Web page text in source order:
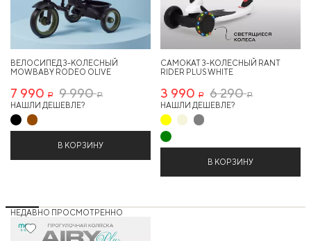
ВЕЛОСИПЕД 3-КОЛЕСНЫЙ
MOWBABY RODEO OLIVE
7 990 Р 9 990Р
НАШЛИ ДЕШЕВЛЕ?
В КОРЗИНУ
САМОКАТ 3-КОЛЕСНЫЙ RANT
RIDER PLUS WHITE
3 990 Р 6 290Р
НАШЛИ ДЕШЕВЛЕ?
В КОРЗИНУ
НЕДАВНО ПРОСМОТРЕННО
14%